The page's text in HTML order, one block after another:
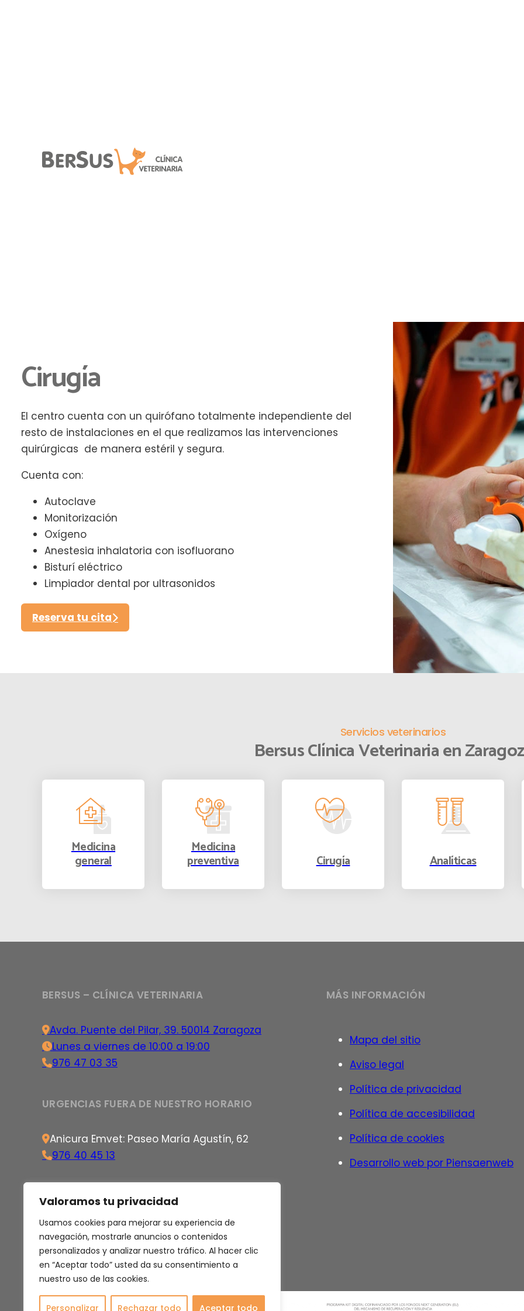
Valoramos tu privacidad
Usamos cookies para mejorar su experiencia de
navegación, mostrarle anuncios o contenidos
personalizados y analizar nuestro tráfico. Al hacer clic
en “Aceptar todo” usted da su consentimiento a
nuestro uso de las cookies.
Personalizar Rechazar todo Aceptar todo
Cirugía
El centro cuenta con un quirófano totalmente independiente del
resto de instalaciones en el que realizamos las intervenciones
quirúrgicas de manera estéril y segura.
Cuenta con:
Autoclave
Monitorización
Oxígeno
Anestesia inhalatoria con isofluorano
Bisturí eléctrico
Limpiador dental por ultrasonidos
Reserva tu cita
Servicios veterinarios
Bersus Clínica Veterinaria en
Medicina
general
Medicina
preventiva Cirugía Analíticas
BERSUS – CLÍNICA VETERINARIA
Avda. Puente del Pilar, 39. 50014 Zaragoza
Lunes a viernes de 10:00 a 19:00
976 47 03 35
URGENCIAS FUERA DE NUESTRO HORARIO
Anicura Emvet: Paseo María Agustín, 62
976 40 45 13
MÁS INFORMACIÓN
Mapa del sitio
Aviso legal
Política de privacidad
Política de accesibilidad
Política de cookies
Desarrollo web por Piensaenweb